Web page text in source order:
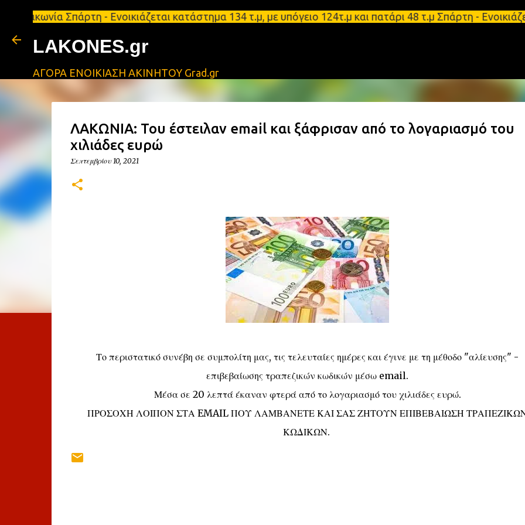
Μετάβαση στο κύριο περιεχόμενο
Σπάρτη - Ενοικιάζεται κατάστημα 134 τ.μ, με υπόγειο 124τ.μ και πατάρι 48 τ.μ Σπάρτη -
LAKONES.gr
ΑΓΟΡΑ ΕΝΟΙΚΙΑΣΗ ΑΚΙΝΗΤΟΥ Grad.gr
ΛΑΚΩΝΙΑ: Του έστειλαν email και ξάφρισαν από το λογαριασμό του
χιλιάδες ευρώ
Σεπτεμβρίου 10, 2021
Το περιστατικό συνέβη σε συμπολίτη μας, τις τελευταίες ημέρες και έγινε με τη μέθοδο "αλίευσης" -
επιβεβαίωσης τραπεζικών κωδικών μέσω email.
Μέσα σε 20 λεπτά έκαναν φτερά από το λογαριασμό του χιλιάδες ευρώ.
ΠΡΟΣΟΧΗ ΛΟΙΠΟΝ ΣΤΑ EMAIL ΠΟΥ ΛΑΜΒΑΝΕΤΕ ΚΑΙ ΣΑΣ ΖΗΤΟΥΝ ΕΠΙΒΕΒΑΙΩΣΗ
ΚΩΔΙΚΩΝ.